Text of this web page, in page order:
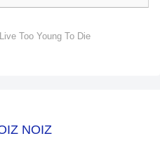
Too Young To Die
NOIZ